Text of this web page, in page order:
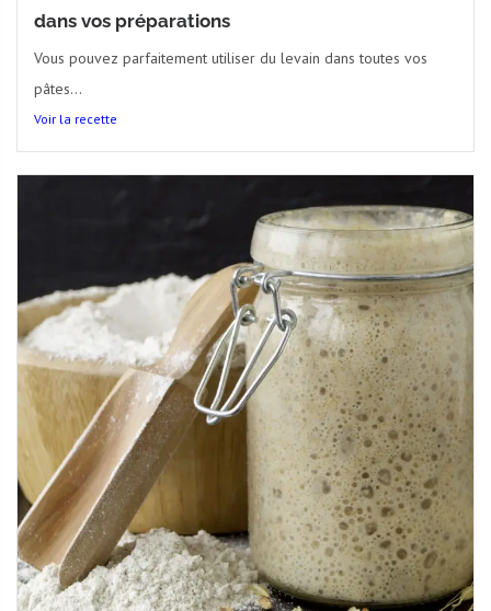
dans vos préparations
Vous pouvez parfaitement utiliser du levain dans toutes vos
pâtes...
Voir la recette